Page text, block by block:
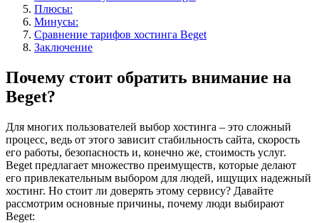
Плюсы:
Минусы:
Сравнение тарифов хостинга Beget
Заключение
Почему стоит обратить внимание на
Beget?
Для многих пользователей выбор хостинга – это сложный
процесс, ведь от этого зависит стабильность сайта, скорость
его работы, безопасность и, конечно же, стоимость услуг.
Beget предлагает множество преимуществ, которые делают
его привлекательным выбором для людей, ищущих надежный
хостинг. Но стоит ли доверять этому сервису? Давайте
рассмотрим основные причины, почему люди выбирают
Beget: